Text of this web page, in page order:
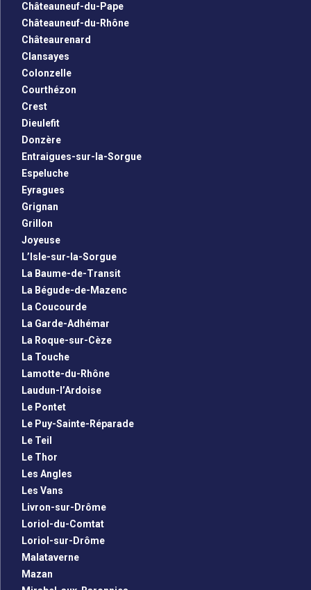
Châteauneuf-du-Pape
Châteauneuf-du-Rhône
Châteaurenard
Clansayes
Colonzelle
Courthézon
Crest
Dieulefit
Donzère
Entraigues-sur-la-Sorgue
Espeluche
Eyragues
Grignan
Grillon
Joyeuse
L’Isle-sur-la-Sorgue
La Baume-de-Transit
La Bégude-de-Mazenc
La Coucourde
La Garde-Adhémar
La Roque-sur-Cèze
La Touche
Lamotte-du-Rhône
Laudun-l’Ardoise
Le Pontet
Le Puy-Sainte-Réparade
Le Teil
Le Thor
Les Angles
Les Vans
Livron-sur-Drôme
Loriol-du-Comtat
Loriol-sur-Drôme
Malataverne
Mazan